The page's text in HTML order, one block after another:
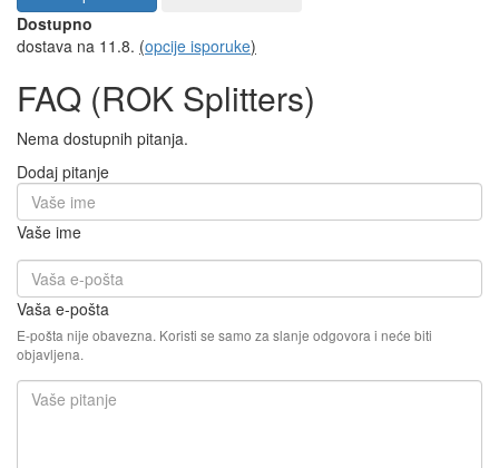
Dostupno
dostava na 11.8. (opcije isporuke)
FAQ (ROK Splitters)
Nema dostupnih pitanja.
Dodaj pitanje
Vaše ime
Vaša e-pošta
E-pošta nije obavezna. Koristi se samo za slanje odgovora i neće biti
objavljena.